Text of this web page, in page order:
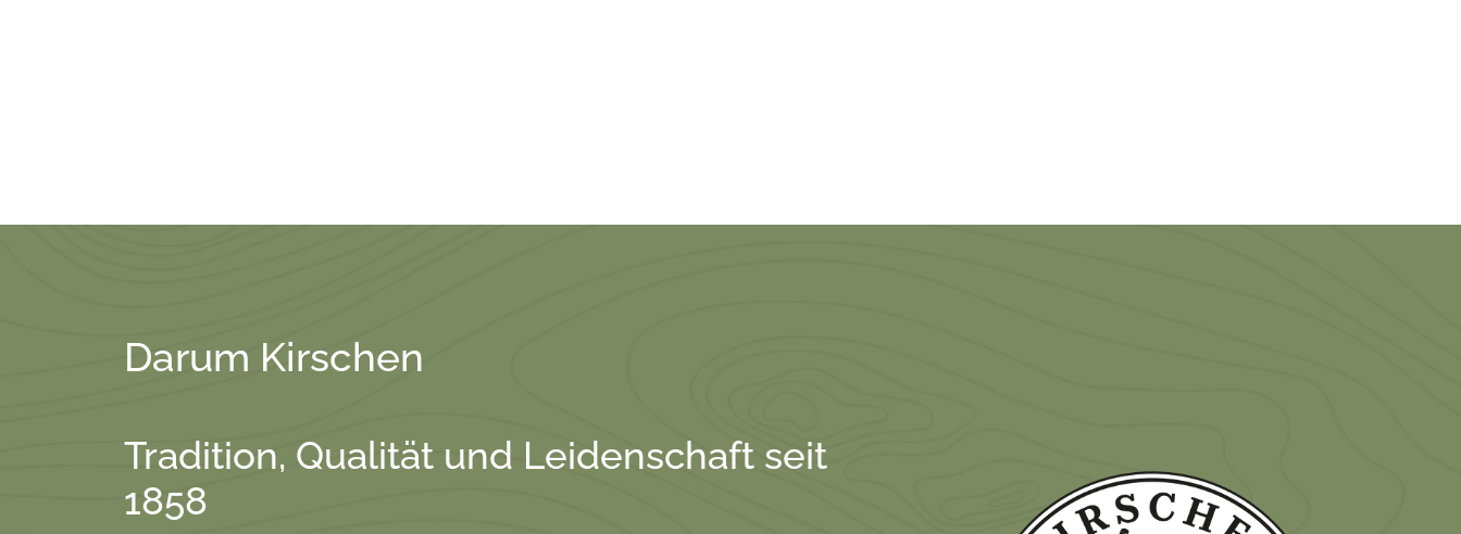
Darum Kirschen
Tradition, Qualität und Leidenschaft seit
1858